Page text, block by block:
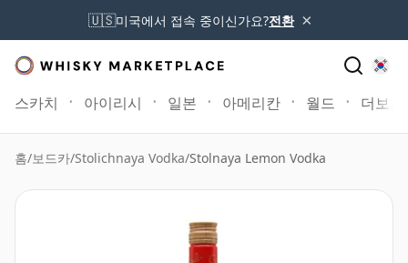
🇺🇸미국에서 접속 중이신가요?전환 ×
스카치 아이리시 일본 아메리칸 월드 더보기
홈/보드카/Stolichnaya Vodka/Stolnaya Lemon Vodka